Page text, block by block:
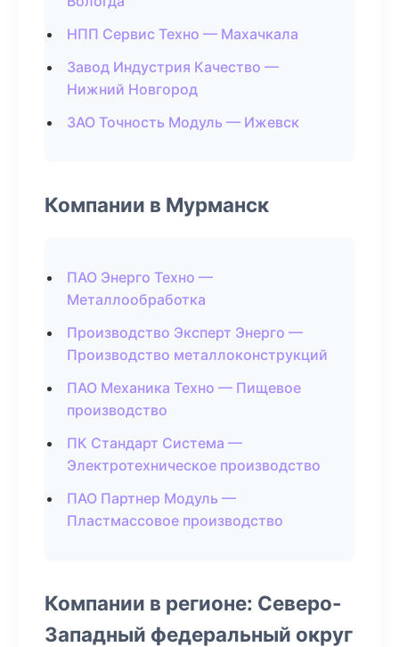
НПП Сервис Техно — Махачкала
Завод Индустрия Качество —
Нижний Новгород
ЗАО Точность Модуль — Ижевск
Компании в Мурманск
ПАО Энерго Техно —
Металлообработка
Производство Эксперт Энерго —
Производство металлоконструкций
ПАО Механика Техно — Пищевое
производство
ПК Стандарт Система —
Электротехническое производство
ПАО Партнер Модуль —
Пластмассовое производство
Компании в регионе: Северо-
Западный федеральный округ